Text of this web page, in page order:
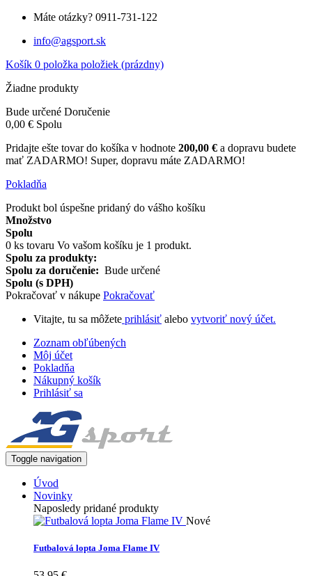
Máte otázky? 0911-731-122
info@agsport.sk
Košík 0 položka položiek (prázdny)
Žiadne produkty
Bude určené Doručenie
0,00 € Spolu
Pridajte ešte tovar do košíka v hodnote 200,00 € a dopravu budete
mať ZADARMO! Super, dopravu máte ZADARMO!
Pokladňa
Produkt bol úspešne pridaný do vášho košíku
Množstvo
Spolu
0 ks tovaru Vo vašom košíku je 1 produkt.
Spolu za produkty:
Spolu za doručenie: Bude určené
Spolu (s DPH)
Pokračovať v nákupe Pokračovať
Vitajte, tu sa môžete prihlásiť alebo vytvoriť nový účet.
Zoznam obľúbených
Môj účet
Pokladňa
Nákupný košík
Prihlásiť sa
Toggle navigation
Úvod
Novinky
Naposledy pridané produkty
Nové
Futbalová lopta Joma Flame IV